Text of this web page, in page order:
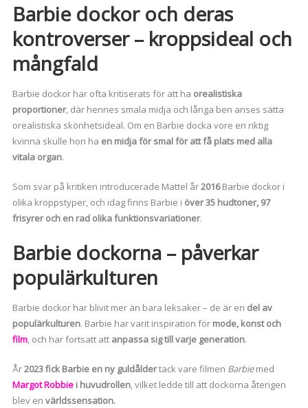
Barbie dockor och deras
kontroverser – kroppsideal och
mångfald
Barbie dockor har ofta kritiserats för att ha orealistiska
proportioner, där hennes smala midja och långa ben anses sätta
orealistiska skönhetsideal. Om en Barbie docka vore en riktig
kvinna skulle hon ha en midja för smal för att få plats med alla
vitala organ.
Som svar på kritiken introducerade Mattel år2016Barbie dockor i
olika kroppstyper, och idag finns Barbie i över 35 hudtoner, 97
frisyrer och en rad olika funktionsvariationer.
Barbie dockorna – påverkar
populärkulturen
Barbie dockor har blivit mer än bara leksaker – de är en del av
populärkulturen. Barbie har varit inspiration för mode, konst och
film, och har fortsatt att anpassa sig till varje generation.
År2023 fick Barbie en ny guldåldertack vare filmen Barbiemed
Margot Robbiei huvudrollen, vilket ledde till att dockorna återigen
blev en världssensation.